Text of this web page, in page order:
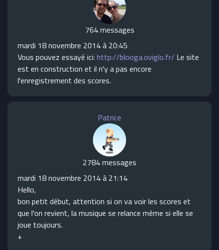
764 messages
mardi 18 novembre 2014 à 20:45
Vous pouvez essayé ici:http://blooga.oviglo.fr/ Le site
est en construction et il n'y a pas encore
l'enregistrement des scores.
Patrice
2784 messages
mardi 18 novembre 2014 à 21:14
Hello,
bon petit début, attention si on va voir les scores et
que l'on revient, la musique se relance même si elle se
joue toujours.
+